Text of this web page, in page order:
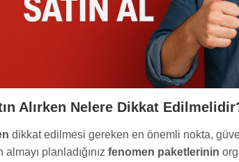
Alırken Nelere Dikkat
dikkat edilmesi gereken en önemli nokta,
planladığınız fenomen paketlerinin